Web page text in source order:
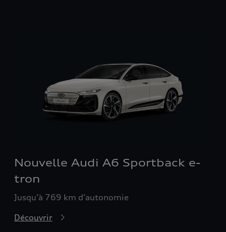
Nouvelle Audi A6 Sportback e-
tron
Jusqu’à 769 km d’autonomie
Découvrir